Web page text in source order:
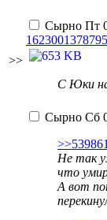
>>
Сырно Пт
С Юки на
Сырно Сб
Не так
что
А вот